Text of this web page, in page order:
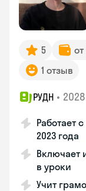
5
1 отзыв
РУДН •
Работает
2023 года
Включает
в уроки
Учит